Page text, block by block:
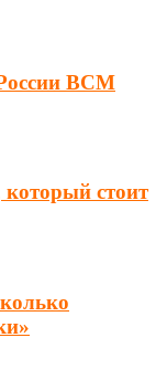
ВСМ
стоит